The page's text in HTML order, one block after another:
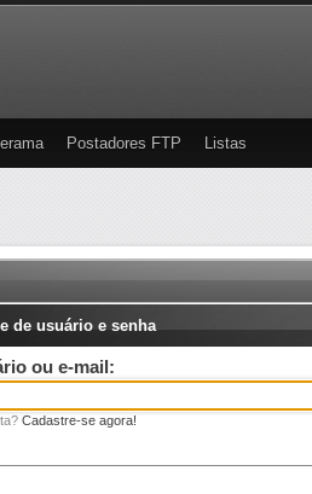
Postadores FTP Listas
de usuário e senha
ou e-mail:
Cadastre-se agora!